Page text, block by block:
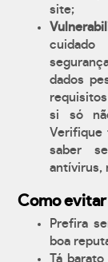
site;
cuidado
dados
si só
Verifique
saber
antívirus,
Como
Prefira
boa
Tá